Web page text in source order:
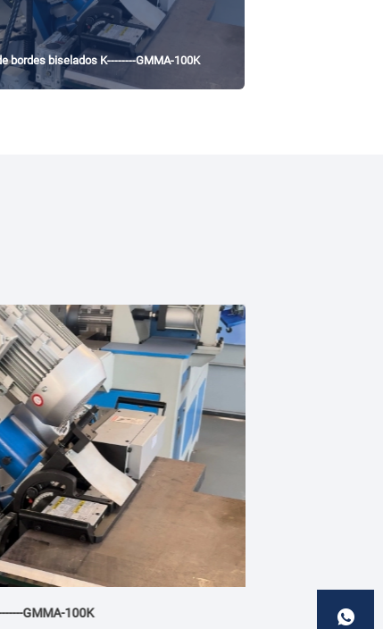
bordes biselados K--------GMMA-100K
Soluciones de fresado de cantos de placas